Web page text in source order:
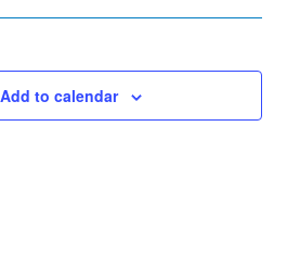
Add to calendar